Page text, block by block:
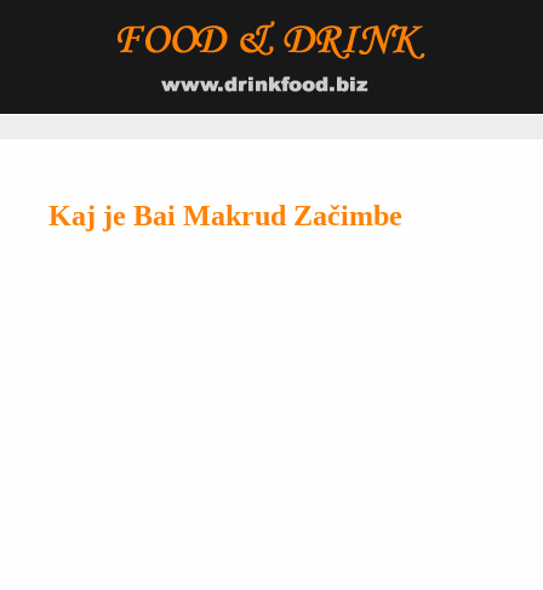
Kaj je Bai Makrud Začimbe